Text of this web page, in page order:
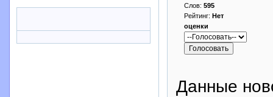
Слов: 595
Рейтинг: Нет
оценки
Данные